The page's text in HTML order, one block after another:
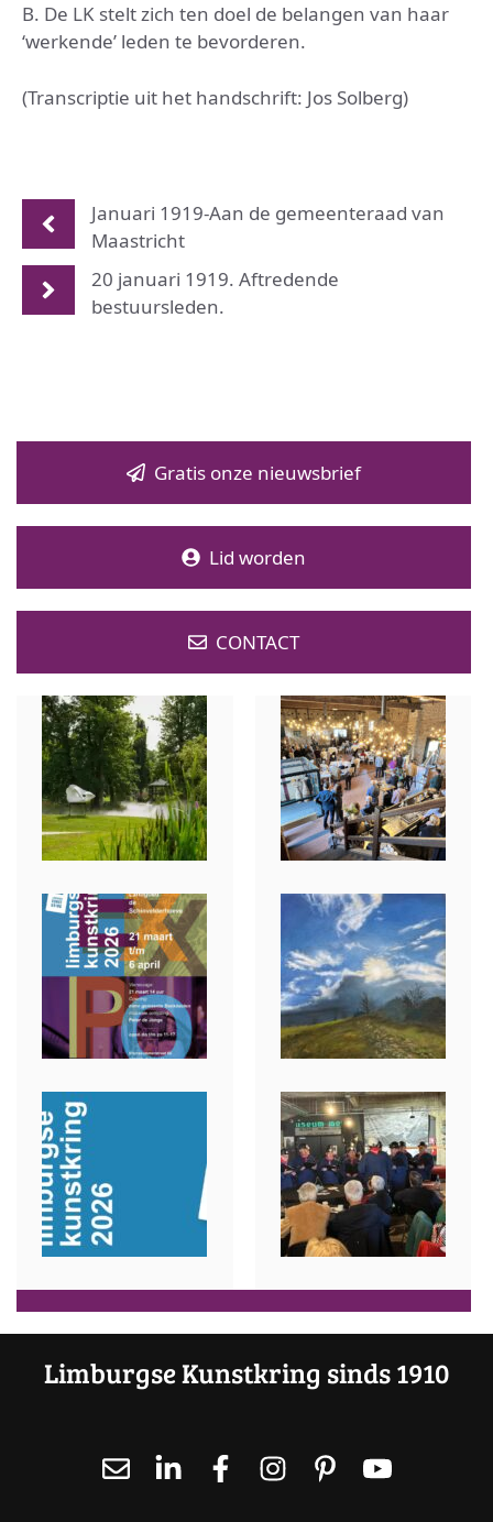
B. De LK stelt zich ten doel de belangen van haar
‘werkende’ leden te bevorderen.
(Transcriptie uit het handschrift: Jos Solberg)
Januari 1919-Aan de gemeenteraad van
Maastricht
20 januari 1919. Aftredende
bestuursleden.
Gratis onze nieuwsbrief
Lid worden
CONTACT
Limburgse Kunstkring sinds 1910